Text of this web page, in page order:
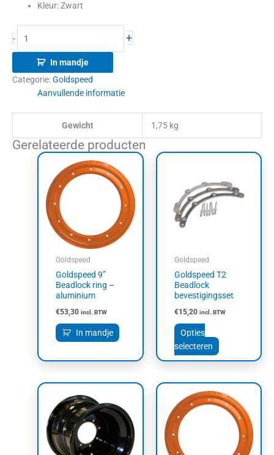
Kleur: Zwart
- +
In mandje
Categorie:Goldspeed
Aanvullende informatie
Gewicht 1,75 kg
Gerelateerde producten
Goldspeed
Goldspeed 9”
Beadlock ring –
aluminium
€53,30 incl. BTW
In mandje
Goldspeed
Goldspeed T2
Beadlock
bevestigingsset
€15,20 incl. BTW
Opties
selecteren
heeft
meerdere
worden
op